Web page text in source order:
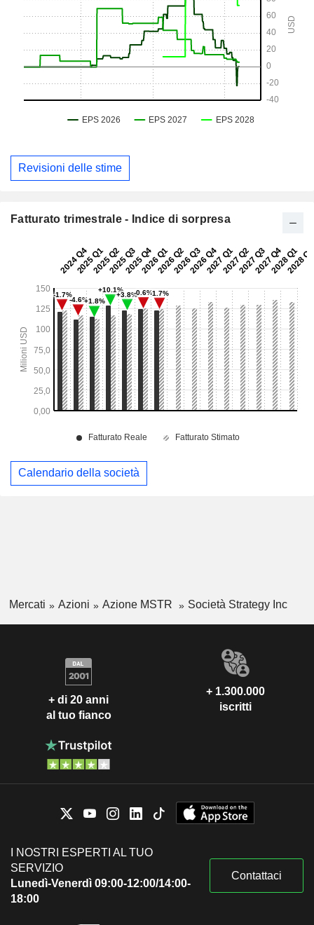
Revisioni delle stime
Fatturato trimestrale - Indice di sorpresa
Calendario della società
Mercati Azioni Azione MSTR Società Strategy Inc
+ di 20 anni
al tuo fianco
+ 1.300.000
iscritti
I NOSTRI ESPERTI AL TUO
SERVIZIO
Lunedì-Venerdì 09:00-12:00/14:00-
18:00
Contattaci